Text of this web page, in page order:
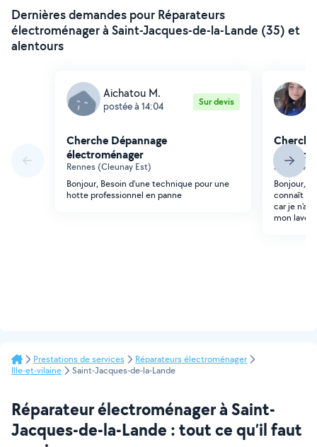
Dernières demandes pour Réparateurs
électroménager à Saint-Jacques-de-la-Lande (35) et
alentours
Aichatou M.
postée à 14:04 Sur devis
Cherche Dépannage
électroménager
Rennes (Cleunay Est)
Bonjour, Besoin d'une technique pour une
hotte professionnel en panne
Saint-
Bonjour,
connaît
car je
mon lave
Prestations de services
Réparateurs électroménager
Ille-et-vilaine
Saint-Jacques-de-la-Lande
Réparateur électroménager à Saint-
Jacques-de-la-Lande : tout ce qu’il faut